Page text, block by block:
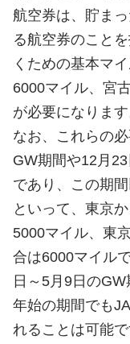
航空券は、貯ま
る航空券のこと
くための基本マ
6000マイル、宮
が必要になります
なお、これらの
GW期間や12月
であり、この期
といって、東京
5000マイル、東
合は6000マイル
日～5月9日の
年始の期間でも
れることは可能